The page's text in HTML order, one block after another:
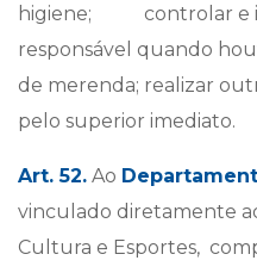
higiene; controlar e
responsável quando
de merenda; realizar
pelo superior imediato.
Art. 52. Ao
vinculado diretamente
Cultura e Esportes,